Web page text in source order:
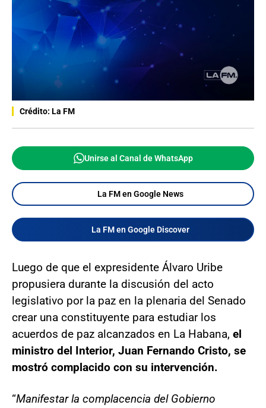
Crédito: La FM
Unirse al Canal de WhatsApp
La FM en Google News
La FM en Google Discover
Luego de que el expresidente Álvaro Uribe
propusiera durante la discusión del acto
legislativo por la paz en la plenaria del Senado
crear una constituyente para estudiar los
acuerdos de paz alcanzados en La Habana, el
ministro del Interior, Juan Fernando Cristo, se
mostró complacido con su intervención.
“Manifestar la complacencia del Gobierno